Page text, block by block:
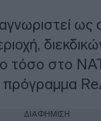
ως
τόσο στο
ΔΙΑΦΗΜΙΣΗ